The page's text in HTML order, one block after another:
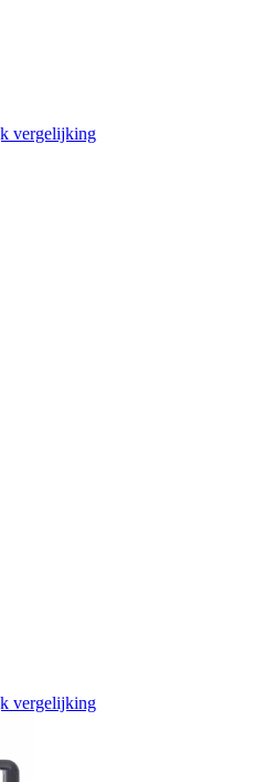
vergelijking
vergelijking